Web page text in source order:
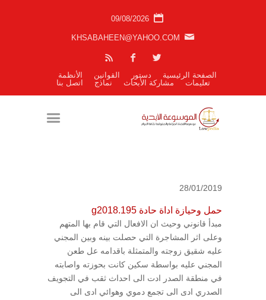
09/08/2026
KHSABAHEEN@YAHOO.COM
الصفحة الرئيسية دستور القوانين
الأنظمة
تعليمات
مشاركة الأبحاث نماذج اتصل بنا
28/01/2019
حمل وحيازة اداة حادة g2018.195
مبدأ قانوني وحيث ان الافعال التي قام بها المتهم
وعلى اثر المشاجرة التي حصلت بينه وبين المجني
عليه شقيق زوجته والمتمثلة باقدامه عل طعن
المجني عليه بواسطة سكين كانت بحوزته واصابته
في منطقة الصدر ادت الى احداث ثقب في التجويف
الصدري ادى الى تجمع دموي وهوائي ادى الى